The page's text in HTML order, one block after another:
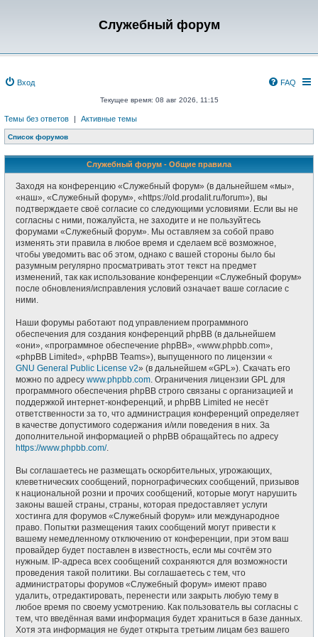
Служебный форум
Вход FAQ
Текущее время: 08 авг 2026, 11:15
Темы без ответов | Активные темы
Список форумов
Служебный форум - Общие правила
Заходя на конференцию «Служебный форум» (в дальнейшем «мы»,
«наш», «Служебный форум», «https://old.prodalit.ru/forum»), вы
подтверждаете своё согласие со следующими условиями. Если вы не
согласны с ними, пожалуйста, не заходите и не пользуйтесь
форумами «Служебный форум». Мы оставляем за собой право
изменять эти правила в любое время и сделаем всё возможное,
чтобы уведомить вас об этом, однако с вашей стороны было бы
разумным регулярно просматривать этот текст на предмет
изменений, так как использование конференции «Служебный форум»
после обновления/исправления условий означает ваше согласие с
ними.
Наши форумы работают под управлением программного
обеспечения для создания конференций phpBB (в дальнейшем
«они», «программное обеспечение phpBB», «www.phpbb.com»,
«phpBB Limited», «phpBB Teams»), выпущенного по лицензии «
GNU General Public License v2» (в дальнейшем «GPL»). Скачать его
можно по адресу www.phpbb.com. Ограничения лицензии GPL для
программного обеспечения phpBB строго связаны с организацией и
поддержкой интернет-конференций, и phpBB Limited не несёт
ответственности за то, что администрация конференций определяет
в качестве допустимого содержания и/или поведения в них. За
дополнительной информацией о phpBB обращайтесь по адресу
https://www.phpbb.com/.
Вы соглашаетесь не размещать оскорбительных, угрожающих,
клеветнических сообщений, порнографических сообщений, призывов
к национальной розни и прочих сообщений, которые могут нарушить
законы вашей страны, страны, которая предоставляет услуги
хостинга для форумов «Служебный форум» или международное
право. Попытки размещения таких сообщений могут привести к
вашему немедленному отключению от конференции, при этом ваш
провайдер будет поставлен в известность, если мы сочтём это
нужным. IP-адреса всех сообщений сохраняются для возможности
проведения такой политики. Вы соглашаетесь с тем, что
администраторы форумов «Служебный форум» имеют право
удалить, отредактировать, перенести или закрыть любую тему в
любое время по своему усмотрению. Как пользователь вы согласны с
тем, что введённая вами информация будет храниться в базе данных.
Хотя эта информация не будет открыта третьим лицам без вашего